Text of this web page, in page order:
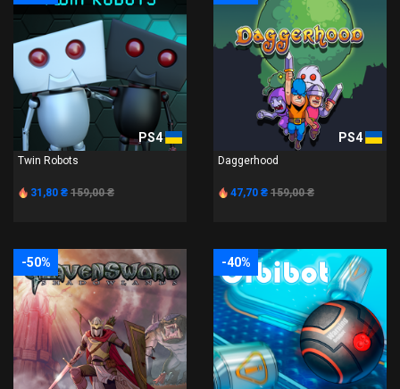
PS4
Twin Robots
31,80 ₴ 159,00 ₴
PS4
Daggerhood
47,70 ₴ 159,00 ₴
-50% -40%